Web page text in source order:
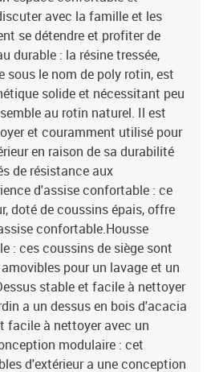
: tissu (100 %
du coussin de siège :
du coussin de dossier : fibre de
d’assise (angle) : 56,5 x 56,5 x 3 cm (l
d’assise (angle) : 63,5 x 56,5 x 3 cm
de dossier (angle) : 52 x 35 x 10
coussin de dossier (angle) : 63,5 x 35 x
contient :4 x siège d'angle6 x siège
x coussin de dossier10 x coussin de
et lavable
avec la famille et les
se détendre et profiter de
durable : la résine tressée,
sous le nom de poly rotin, est
solide et nécessitant peu
au rotin naturel. Il est
et couramment utilisé pour
en raison de sa durabilité
de résistance aux
d'assise confortable : ce
doté de coussins épais, offre
confortable.Housse
: ces coussins de siège sont
pour un lavage et un
stable et facile à nettoyer
a un dessus en bois d'acacia
facile à nettoyer avec un
modulaire : cet
d'extérieur a une conception